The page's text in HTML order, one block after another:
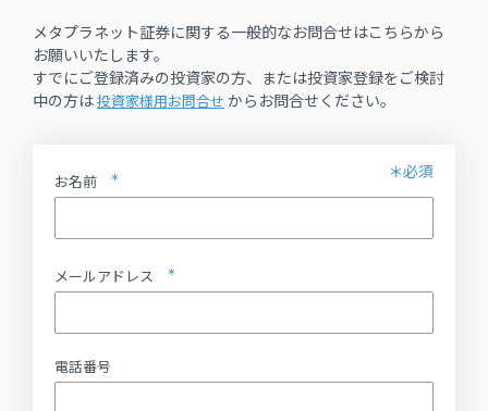
メタプラネット証券に関する一般的なお問合せはこちらから
お願いいたします。
すでにご登録済みの投資家の方、または投資家登録をご検討
中の方は投資家様用お問合せ からお問合せください。
お名前
メールアドレス
電話番号